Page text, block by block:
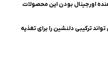
اورجینال بودن این محصولات
ترکیبی دلنشین را برای تغذیه